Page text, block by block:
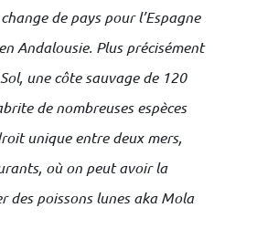
de pays pour l’Espagne
Andalousie. Plus précisément
une côte sauvage de 120
de nombreuses espèces
unique entre deux mers,
où on peut avoir la
des poissons lunes aka Mola